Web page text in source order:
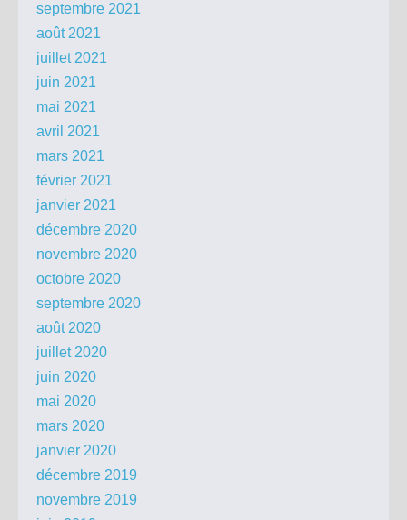
septembre 2021
août 2021
juillet 2021
juin 2021
mai 2021
avril 2021
mars 2021
février 2021
janvier 2021
décembre 2020
novembre 2020
octobre 2020
septembre 2020
août 2020
juillet 2020
juin 2020
mai 2020
mars 2020
janvier 2020
décembre 2019
novembre 2019